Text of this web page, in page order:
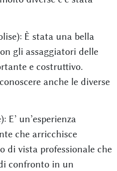
È stata una bella
gli assaggiatori delle
e costruttivo.
anche le diverse
E’ un’esperienza
che arricchisce
di vista professionale che
confronto in un